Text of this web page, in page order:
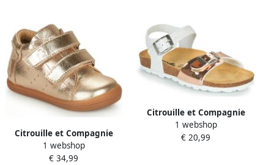
Citrouille et Compagnie
Hoge Sneakers TAPELLE
1 webshop
€ 34,99
Citrouille et Compagnie
Platte sandalen RELUNE
1 webshop
€ 20,99